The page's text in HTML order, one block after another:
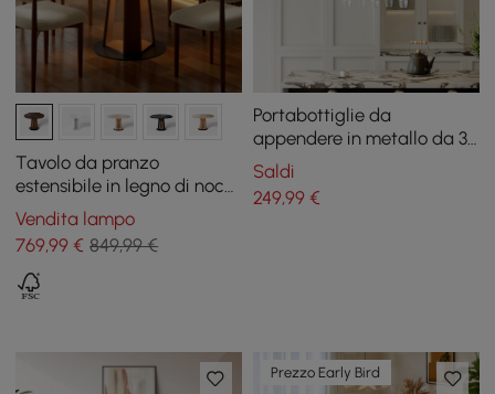
Tavolo da pranzo
estensibile in legno di noce
da 91-119 cm con luce LED,
posti a sedere per 2-4
Vendita lampo
769,99 € 849,99 €
Portabottiglie da
appendere in metallo da 38
pollici Mensola da bar
dorata Supporto
galleggiante per bicchieri
Saldi
249,99€
Prezzo Early Bird